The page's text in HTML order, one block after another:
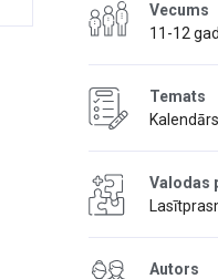
Vecums
11-12
Temats
Valodas
Autors